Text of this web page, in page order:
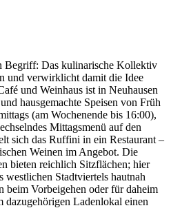
Begriff: Das kulinarische Kollektiv
und verwirklicht damit die Idee
und Weinhaus ist in Neuhausen
hausgemachte Speisen von Früh
(am Wochenende bis 16:00),
Mittagsmenü auf den
sich das Ruffini in ein Restaurant –
Weinen im Angebot. Die
bieten reichlich Sitzflächen; hier
westlichen Stadtviertels hautnah
beim Vorbeigehen oder für daheim
dazugehörigen Ladenlokal einen